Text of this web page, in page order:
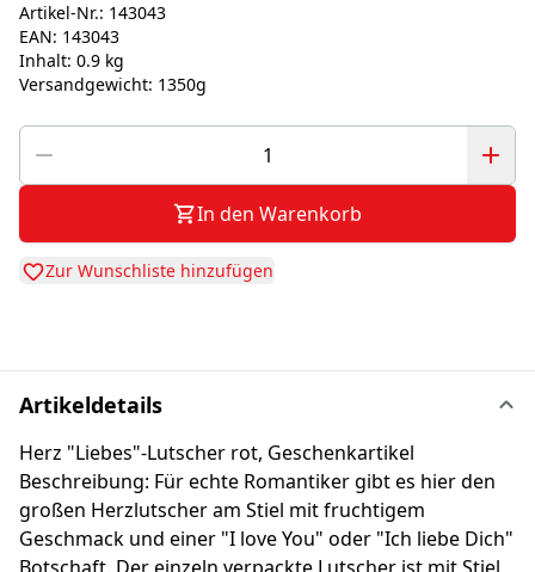
Artikel-Nr.: 143043
EAN: 143043
Inhalt: 0.9 kg
Versandgewicht: 1350g
In den Warenkorb
Zur Wunschliste hinzufügen
Artikeldetails
Herz "Liebes"-Lutscher rot, Geschenkartikel
Beschreibung: Für echte Romantiker gibt es hier den
großen Herzlutscher am Stiel mit fruchtigem
Geschmack und einer "I love You" oder "Ich liebe Dich"